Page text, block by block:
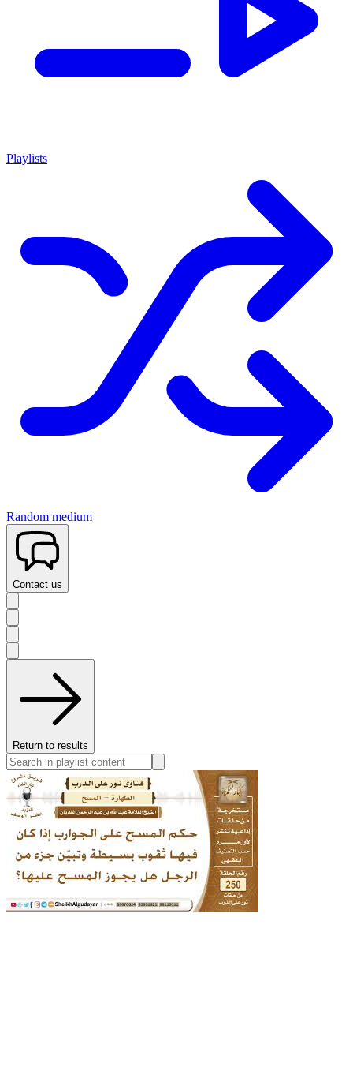
Playlists
Random medium
Contact us
Return to results